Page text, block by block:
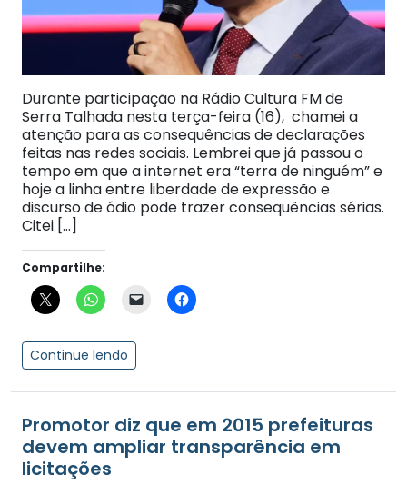
Durante participação na Rádio Cultura FM de
Serra Talhada nesta terça-feira (16), chamei a
atenção para as consequências de declarações
feitas nas redes sociais. Lembrei que já passou o
tempo em que a internet era “terra de ninguém” e
hoje a linha entre liberdade de expressão e
discurso de ódio pode trazer consequências sérias.
Citei […]
Compartilhe:
Continue lendo
Promotor diz que em 2015 prefeituras
devem ampliar transparência em
licitações